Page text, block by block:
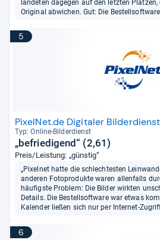
landeten dagegen auf den letzten
Original abwichen. Gut: Die
5
PixelNet.de Digitaler Bilderdienst
Typ: Online-​Bil­der­dienst
„befriedigend“ (2,61)
Preis/Leistung: „günstig“
„Pixelnet hatte die schlechtesten
anderen Fotoprodukte waren allenfalls
häufigste Problem: Die Bilder wirkten
Details. Die Bestellsoftware war etwas
Kalender ließen sich nur per Internet-
6